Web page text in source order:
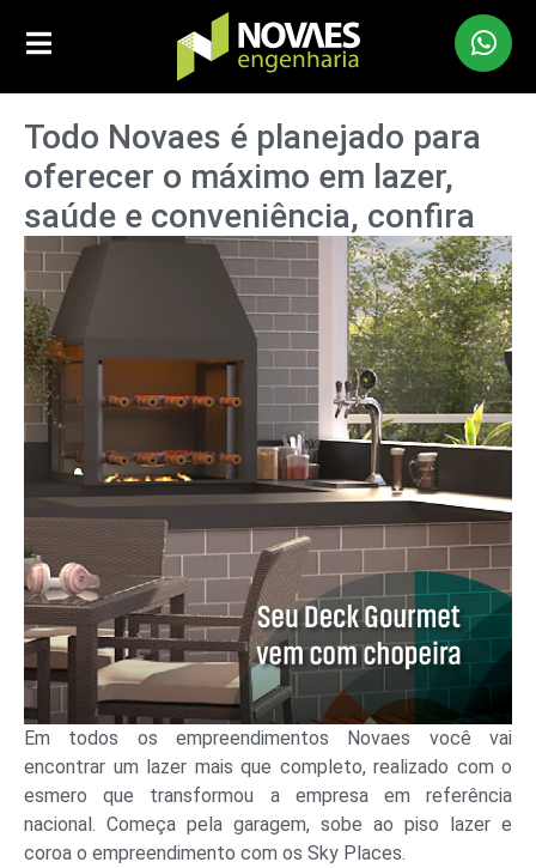
Todo Novaes é planejado para
oferecer o máximo em lazer,
saúde e conveniência, confira
Em todos os empreendimentos Novaes você vai
encontrar um lazer mais que completo, realizado com o
esmero que transformou a empresa em referência
nacional. Começa pela garagem, sobe ao piso lazer e
coroa o empreendimento com os Sky Places.